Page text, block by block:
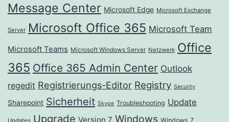
Message Center Microsoft Edge Microsoft Exchange
Server Microsoft Office 365 Microsoft Team
Microsoft Teams Microsoft Windows Server Netzwerk Office
365 Office 365 Admin Center Outlook
regedit Registrierungs-Editor Registry Security
Sharepoint Sicherheit Skype Troubleshooting Update
Upgrade Version 7 Windows Windows 7